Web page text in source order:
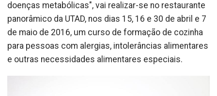
doenças metabólicas", vai realizar-se no restaurante
panorâmico da UTAD, nos dias 15, 16 e 30 de abril e 7
de maio de 2016, um curso de formação de cozinha
para pessoas com alergias, intolerâncias alimentares
e outras necessidades alimentares especiais.